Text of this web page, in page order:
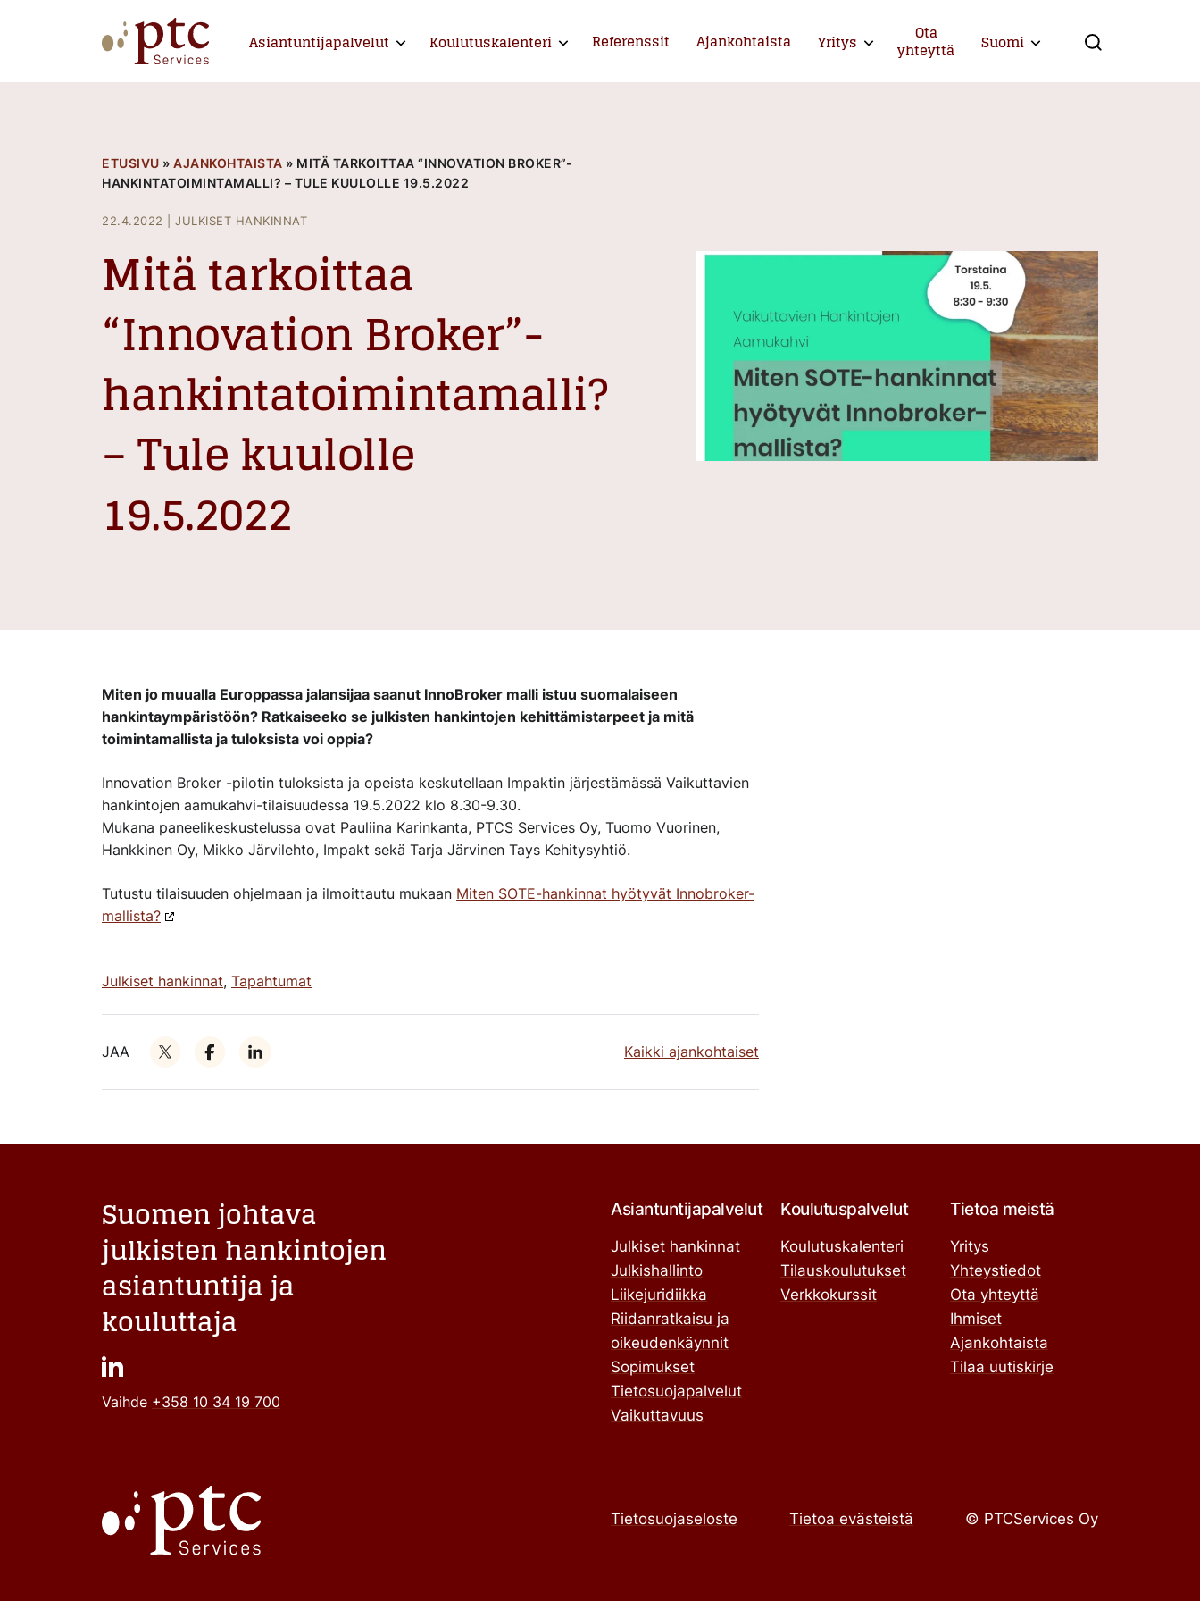
Asiantuntijapalvelut Expand child menu
Koulutuskalenteri Expand child menu
Referenssit Ajankohtaista Yritys Expand child menu
Ota
yhteyttä Suomi Expand child menu
ETUSIVU » AJANKOHTAISTA » MITÄ TARKOITTAA “INNOVATION BROKER”-
HANKINTATOIMINTAMALLI? – TULE KUULOLLE 19.5.2022
22.4.2022 JULKISET HANKINNAT
Mitä tarkoittaa
“Innovation Broker”-
hankintatoimintamalli?
– Tule kuulolle
19.5.2022
Miten jo muualla Europpassa jalansijaa saanut InnoBroker malli istuu suomalaiseen
hankintaympäristöön? Ratkaiseeko se julkisten hankintojen kehittämistarpeet ja mitä
toimintamallista ja tuloksista voi oppia?
Innovation Broker -pilotin tuloksista ja opeista keskutellaan Impaktin järjestämässä Vaikuttavien
hankintojen aamukahvi-tilaisuudessa 19.5.2022 klo 8.30-9.30.
Mukana paneelikeskustelussa ovat Pauliina Karinkanta, PTCS Services Oy, Tuomo Vuorinen,
Hankkinen Oy, Mikko Järvilehto, Impakt sekä Tarja Järvinen Tays Kehitysyhtiö.
Tutustu tilaisuuden ohjelmaan ja ilmoittautu mukaan Miten SOTE-hankinnat hyötyvät Innobroker-
mallista?
Julkiset hankinnat, Tapahtumat
JAA Kaikki ajankohtaiset
Suomen johtava
julkisten hankintojen
asiantuntija ja
kouluttaja
Vaihde +358 10 34 19 700
Asiantuntijapalvelut
Julkiset hankinnat
Julkishallinto
Liikejuridiikka
Riidanratkaisu ja
oikeudenkäynnit
Sopimukset
Tietosuojapalvelut
Vaikuttavuus
Koulutuspalvelut
Koulutuskalenteri
Tilauskoulutukset
Verkkokurssit
Tietoa meistä
Yritys
Yhteystiedot
Ota yhteyttä
Ihmiset
Ajankohtaista
Tilaa uutiskirje
Tietosuojaseloste Tietoa evästeistä © PTCServices Oy